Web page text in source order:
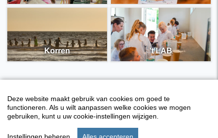
't LAB
Korren
Deze website maakt gebruik van cookies om goed te
functioneren. Als u wilt aanpassen welke cookies we mogen
gebruiken, kunt u uw cookie-instellingen wijzigen.